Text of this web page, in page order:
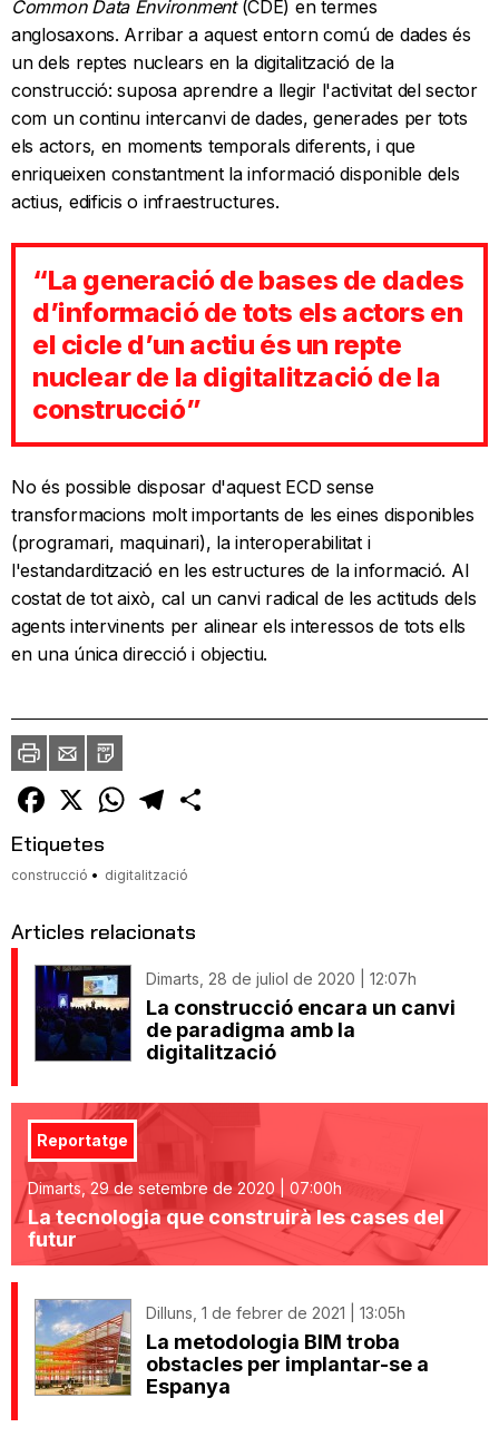
Common Data Environment(CDE) en termes
anglosaxons. Arribar a aquest entorn comú de dades és
un dels reptes nuclears en la digitalització de la
construcció: suposa aprendre a llegir l'activitat del sector
com un continu intercanvi de dades, generades per tots
els actors, en moments temporals diferents, i que
enriqueixen constantment la informació disponible dels
actius, edificis o infraestructures.
“La generació de bases de dades
d’informació de tots els actors en
el cicle d’un actiu és un repte
nuclear de la digitalització de la
construcció”
No és possible disposar d'aquest ECD sense
transformacions molt importants de les eines disponibles
(programari, maquinari), la interoperabilitat i
l'estandardització en les estructures de la informació. Al
costat de tot això, cal un canvi radical de les actituds dels
agents intervinents per alinear els interessos de tots ells
en una única direcció i objectiu.
ImprimirEnvia
un
amic
PDF
Facebook
X WhatsAppTelegram
Etiquetes
construcció digitalització
Articles relacionats
Dimarts, 28 de juliol de 2020 | 12:07h
La construcció encara un canvi
de paradigma amb la
digitalització
Reportatge
Dimarts, 29 de setembre de 2020 | 07:00h
La tecnologia que construirà les cases del
futur
Dilluns, 1 de febrer de 2021 | 13:05h
La metodologia BIM troba
obstacles per implantar-se a
Espanya